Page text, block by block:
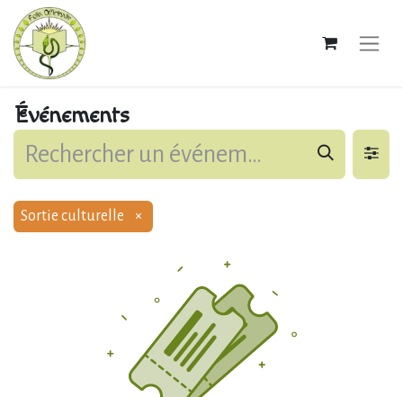
Événements
Sortie culturelle ×